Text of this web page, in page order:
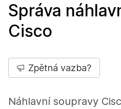
Správa
Cisco
Zpětná vazba?
Náhlavní soupravy